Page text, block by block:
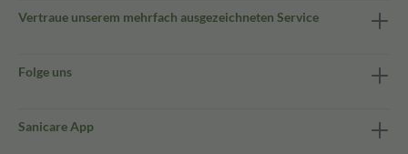
Vertraue unserem mehrfach ausgezeichneten Service
Folge uns
Sanicare App